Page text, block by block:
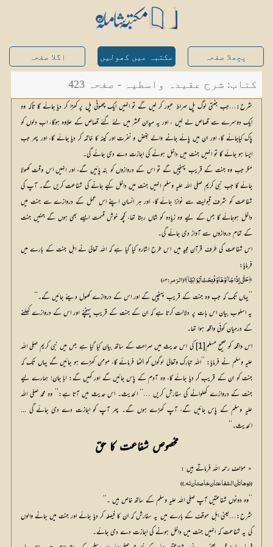
پچھلا صفحہ مکتبہ میں کھولیں اگلا صفحہ
کتاب: شرح عقیدہ واسطیہ - صفحہ 423
شرح:…جب جنتی لوگ پل صراط عبور کر لیں گے تو انہیں ایک چھوٹی پل پر کھڑا کر دیا جائے گا تاکہ وہ
ایک دوسرے سے قصاص لے لیں ، اور یہ میدان محشر میں لئے گئے قصاص کے علاوہ ہوگا، اب دلوں کو
پاک کیاجائے گا، اور ان میں پائے جانے والے بغض و نفرت اور کینہ کا خاتمہ کر دیا جائے گا، اور پھر جب
ایسا ہو جائے گا تو انہیں جنت میں داخل ہونے کی اجازت دے دی جائے گی۔
مگر جب وہ جنت کے قریب پہنچیں گے تو اس کے دروازوں کو بند پائیں گے، اور انہیں اس وقت کھولا
جائے گا جب نبی کریم صلی اللہ علیہ وسلم انہیں جنت میں داخل کیے جانے کی شفاعت کریں گے۔ آپ کی
شفاعت کو شرف قبولیت سے نوازا جائے گا، اور ہر انسان اپنے اس عمل کے دروازے سے جنت میں
داخل ہوجائے گا جس کے لیے وہ زیادہ کو شاں رہتا تھا، کچھ خوش قسمت ایسے بھی ہوں گے جنہیں جنت
کے تمام دروازوں سے آواز دی جائے گی۔
اس شفاعت کی طرف قرآن مجید میں اس طرح اشارہ کیا گیا ہے کہ اللہ تعالیٰ نے اہل جنت کے بارے میں
فرمایا:
﴿حَتّٰی اِِذَا جَائُ وْہَا وَفُتِحَتْ اَبْوَابُہَا﴾ (الزمر:۷۳)
’’یہاں تک کہ جب وہ جنت کے قریب پہنچیں گے اور اس کے دروازے کھول دیئے جائیں گے۔‘‘
یہ اسلوب بیان اس بات پر دلالت کرتا ہے کہ ان کے جنت کے قریب پہنچنے اور اس کے دروازے کھلنے
کے درمیان کوئی واقعہ ہوا تھا۔
اس واقعہ کو صحیح مسلم[1]
کی اس حدیث میں صراحت کے ساتھ بیان کیا گیا ہے جس میں نبی کریم صلی اللہ
جنت کے دروازے کھلوانے کی سفارش کریں …‘‘ الحدیث۔ اس حدیث میں آتا ہے:’’ وہ محمد صلی اللہ
الحدیث۔‘‘
مخصوص شفاعت کا حق
٭ مؤلف رحمہ اللہ فرماتے ہیں :
((وہاتان الشفاعتان خاصتان لہ۔))
’’وہ دونوں شفاعتیں آپ صلی اللہ علیہ وسلم کے ساتھ خاص ہیں ۔‘‘
شرح:…یعنی اہل موقف کے بارے میں یہ سفارش کہ ان کا فیصلہ کر دیا جائے اور جنت میں جانے والوں
کی یہ شفاعت کہ انہیں جنت میں داخل ہونے کی اجازت دے دی جائے۔